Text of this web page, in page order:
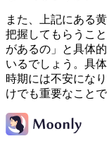
また、上記にある
把握してもらうこ
があるの」と具体
いるでしょう。具
時期には不安にな
けでも重要なことで